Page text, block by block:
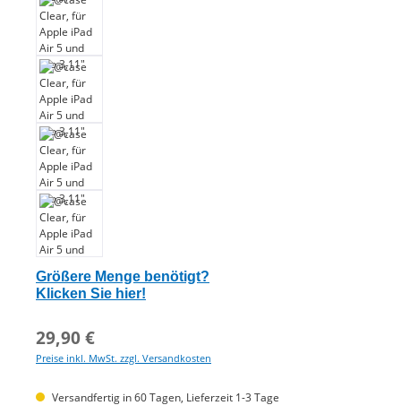
Größere Menge benötigt?
Klicken Sie hier!
29,90 €
Preise inkl. MwSt. zzgl. Versandkosten
Versandfertig in 60 Tagen, Lieferzeit 1-3 Tage